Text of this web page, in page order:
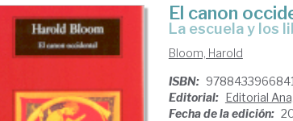
El canon
la escuela y los
Bloom, Harold
ISBN: 9788433966841
Editorial: Editorial
Fecha de la edición: